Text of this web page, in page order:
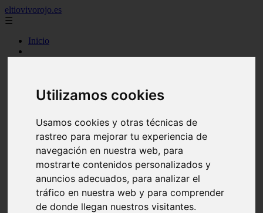
Utilizamos cookies
Usamos cookies y otras técnicas de
rastreo para mejorar tu experiencia de
navegación en nuestra web, para
mostrarte contenidos personalizados y
anuncios adecuados, para analizar el
tráfico en nuestra web y para comprender
de donde llegan nuestros visitantes.
eltiovivorojo.es
☰
Inicio
carnes
comidas
huevos
mariscos
postres
producto
reposteria
venezuela
verduras